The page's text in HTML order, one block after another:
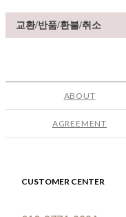
교환/반품/환불/취소
ABOUT
AGREEMENT
CUSTOMER CENTER